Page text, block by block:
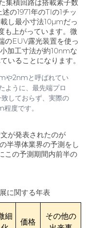
集積回路は搭載素子数
述の1971年のTIの1チッ
し最小寸法10µmだっ
も上がっています。微
のEUV露光装置を使っ
加工寸法が約10nmな
いることになります。
や2nmと呼ばれてい
ように、最先端プロ
しておらず、実際の
程度です。
が発表されたのが
半導体業界の予測をし
この予測期間内前半の
に関する年表
細
価格
その他の